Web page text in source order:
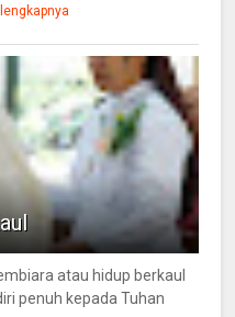
atau hidup berkaul
penuh kepada Tuhan